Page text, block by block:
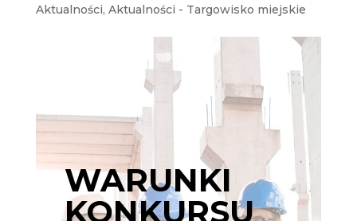
Aktualności, Aktualności - Targowisko miejskie
WARUNKI
KONKURSU